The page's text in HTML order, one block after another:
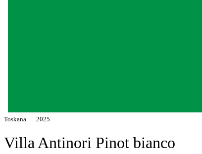
Toskana 2025
Villa Antinori Pinot bianco